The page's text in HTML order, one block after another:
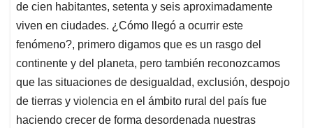
A
p
p
o
o
k
d
I
n
d
s
de cien habitantes, setenta y seis aproximadamente
viven en ciudades. ¿Cómo llegó a ocurrir este
fenómeno?, primero digamos que es un rasgo del
continente y del planeta, pero también reconozcamos
que las situaciones de desigualdad, exclusión, despojo
de tierras y violencia en el ámbito rural del país fue
haciendo crecer de forma desordenada nuestras